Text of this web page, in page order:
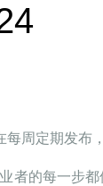
每周定期发布
者的每一步